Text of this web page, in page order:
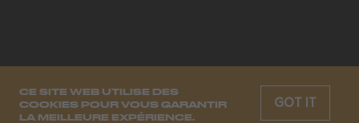
CE SITE WEB UTILISE DES
COOKIES POUR VOUS GARANTIR
LA MEILLEURE EXPÉRIENCE.
GOT IT